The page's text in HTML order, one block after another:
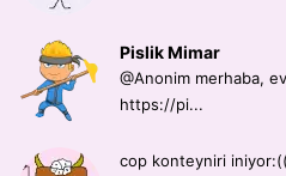
Pislik Mimar
@Anonim merhaba,
https://pi...
cop konteyniri